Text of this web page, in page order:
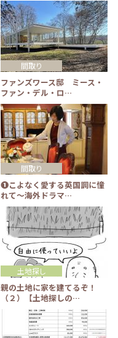
ファンズワース邸 ミース・
ファン・デル・ロ…
間取り
❶こよなく愛する英国調に憧
れて～海外ドラマ…
間取り
親の土地に家を建てるぞ！
（２）【土地探しの…
土地探し